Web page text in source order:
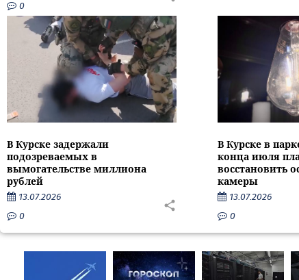
0
В Курске задержали
подозреваемых в
вымогательстве миллиона
рублей
13.07.2026
0
В Курске в
конца июля
восстановить
камеры
13.07.2026
0